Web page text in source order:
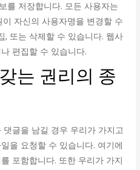
를 저장합니다. 모든 사용자는
자신의 사용자명을 변경할 수
또는 삭제할 수 있습니다. 웹사
편집할 수 있습니다.
는 권리의 종
글을 남길 경우 우리가 가지고
을 요청할 수 있습니다. 여기에
포함합니다. 또한 우리가 가지